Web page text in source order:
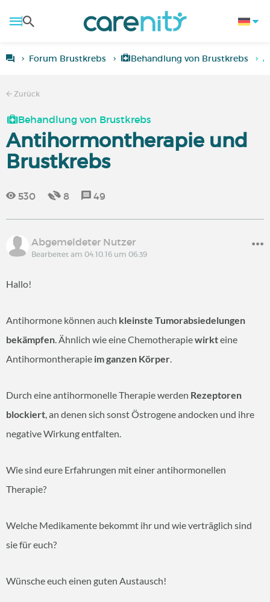
Forum Brustkrebs Behandlung von Brustkrebs
Zurück
Behandlung von Brustkrebs
Antihormontherapie und
Brustkrebs
530 8 49
Abgemeldeter Nutzer
Bearbeitet am 04.10.16 um 06:39
Hallo!
Antihormone können auch kleinste Tumorabsiedelungen
bekämpfen. Ähnlich wie eine Chemotherapiewirkteine
Antihormontherapie im ganzen Körper.
Durch eine antihormonelle Therapie werden Rezeptoren
blockiert, an denen sich sonst Östrogene andocken und ihre
negative Wirkung entfalten.
Wie sind eure Erfahrungen mit einer antihormonellen
Therapie?
Welche Medikamente bekommt ihr und wie verträglich sind
sie für euch?
Wünsche euch einen guten Austausch!